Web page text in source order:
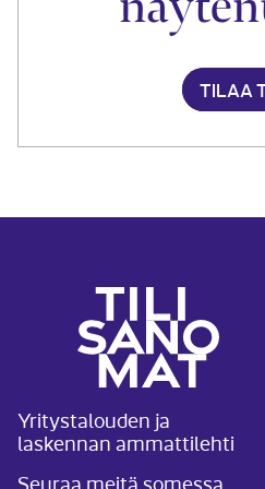
TILAA
Yritystalouden ja
laskennan ammattilehti
Seuraa meitä somessa